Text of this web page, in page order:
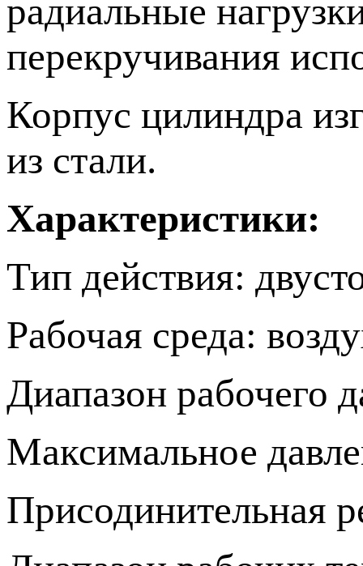
радиальные
перекручивания
Корпус цилиндра
из стали.
Характеристики:
Тип действия:
Рабочая среда:
Диапазон рабочего
Максимальное
Присодинительная